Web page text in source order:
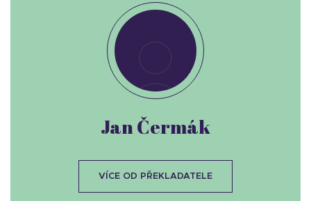
Jan Čermák
VÍCE OD PŘEKLADATELE